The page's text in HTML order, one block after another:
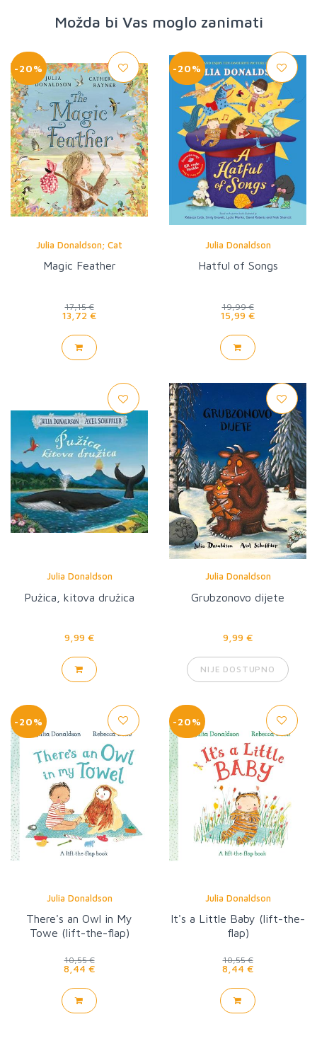
Možda bi Vas moglo zanimati
-20%
Julia Donaldson; Cat
Magic Feather
17,15 €
13,72 €
-20%
Julia Donaldson
Hatful of Songs
19,99 €
15,99 €
Julia Donaldson
Pužica, kitova družica
9,99 €
Julia Donaldson
Grubzonovo dijete
9,99 €
NIJE DOSTUPNO
-20%
Julia Donaldson
There's an Owl in My
Towe (lift-the-flap)
10,55 €
8,44 €
-20%
Julia Donaldson
It's a Little Baby (lift-the-
flap)
10,55 €
8,44 €